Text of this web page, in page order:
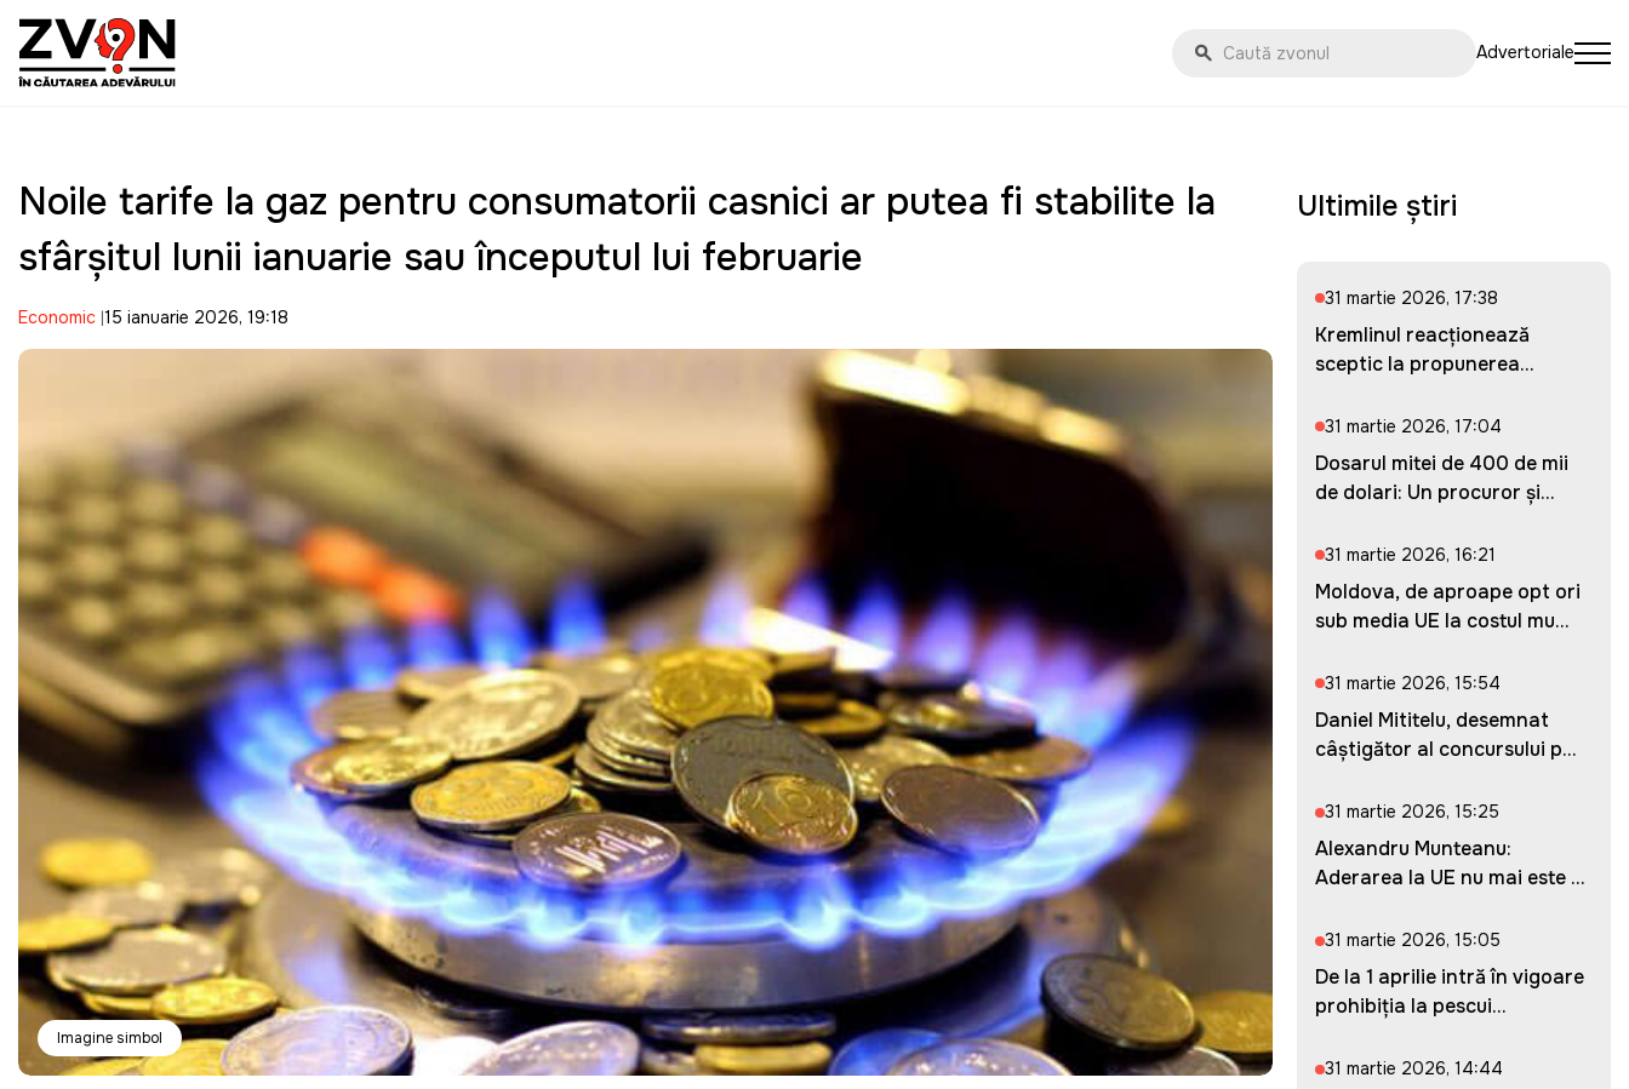
Advertoriale
Noile tarife la gaz pentru consumatorii casnici ar putea fi stabilite la
sfârşitul lunii ianuarie sau începutul lui februarie
Economic 15 ianuarie 2026, 19:18
Imagine simbol
Ultimile știri
31 martie 2026, 17:38
Kremlinul reacționează
sceptic la propunerea
31 martie 2026, 17:04
Dosarul mitei de 400 de mii
de dolari: Un procuror și...
31 martie 2026, 16:21
Moldova, de aproape opt ori
sub media UE la costul mu...
31 martie 2026, 15:54
Daniel Mititelu, desemnat
câștigător al concursului p...
31 martie 2026, 15:25
Alexandru Munteanu:
Aderarea la UE nu mai este o
31 martie 2026, 15:05
De la 1 aprilie intră în vigoare
prohibiția la pescui...
31 martie 2026, 14:44